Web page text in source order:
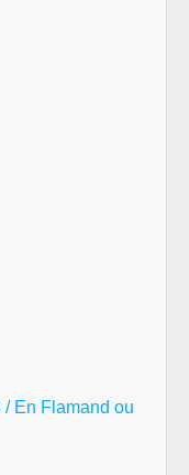
En Flamand ou